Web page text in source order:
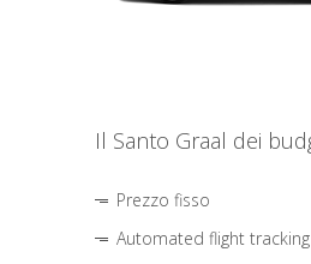
Il Santo Graal dei
Prezzo fisso
Automated flight tracking